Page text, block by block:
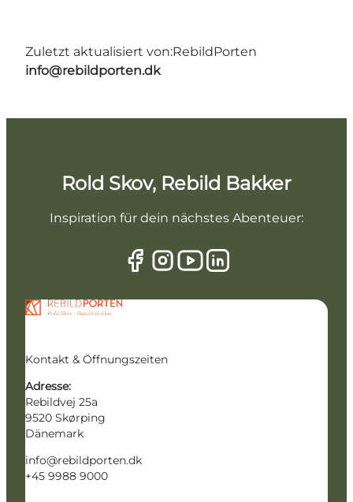
Zuletzt aktualisiert von:RebildPorten
info@rebildporten.dk
Rold Skov, Rebild Bakker
Inspiration für dein nächstes Abenteuer:
Kontakt & Öffnungszeiten
Adresse:
Rebildvej 25a
9520 Skørping
Dänemark
info@rebildporten.dk
+45 9988 9000